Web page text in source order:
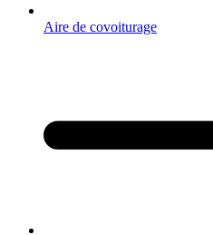
Aire de covoiturage